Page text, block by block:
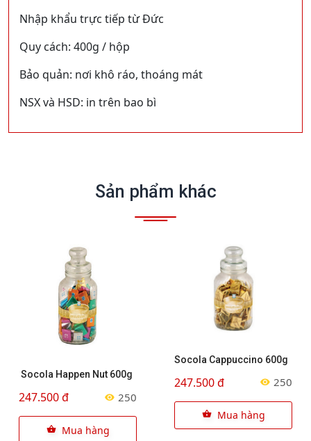
Nhập khẩu trực tiếp từ Đức
Quy cách: 400g / hộp
Bảo quản: nơi khô ráo, thoáng mát
NSX và HSD: in trên bao bì
Sản phẩm khác
Socola Happen Nut 600g
247.500 đ 250
Mua hàng
Socola Cappuccino 600g
247.500 đ 250
Mua hàng